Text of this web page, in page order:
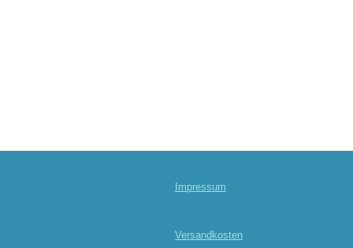
Impressum
Versandkosten